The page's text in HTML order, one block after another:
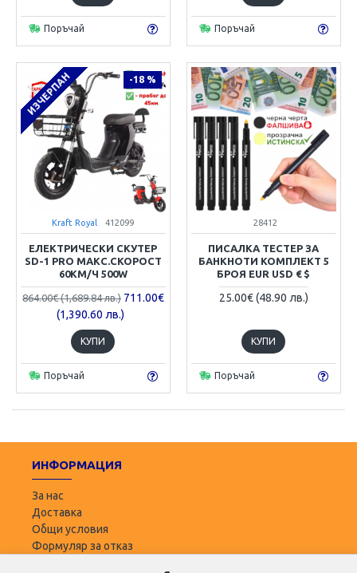
Поръчай Поръчай
-18 %
ИЗЧЕРПАН
Kraft Royal 412099
ЕЛЕКТРИЧЕСКИ СКУТЕР
SD-1 PRO МАКС.СКОРОСТ
60КМ/Ч 500W
864.00€ (1,689.84 лв.) 711.00€
(1,390.60 лв.)
КУПИ
Поръчай
28412
ПИСАЛКА ТЕСТЕР ЗА
БАНКНОТИ КОМПЛЕКТ 5
БРОЯ EUR USD € $
25.00€ (48.90 лв.)
КУПИ
Поръчай
ИНФОРМАЦИЯ
За нас
Доставка
Общи условия
Формуляр за отказ